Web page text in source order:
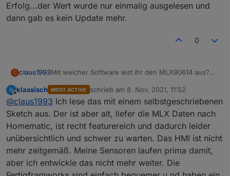
Erfolg...der Wert wurde nur einmalig ausgelesen und
dann gab es kein Update mehr.
0
C claus1993Mit welcher Software lest ihr den MLX90614 aus?
Habe so einiges an Wetterdaten über einen
ESP8266 mit ESPeay laufen. Würde hier gerne den
MLX90614 einfach dazupacken. Bisher hatte ich
leider keinen Erfolg...der Wert wurde nur einmalig
ausgelesen und dann gab es kein Update mehr.
K
Offline
klassisch MOST ACTIVE schrieb am 8. Nov. 2021, 11:52
zuletzt editiert von
@claus1993 Ich lese das mit einem selbstgeschriebenen
Sketch aus. Der ist aber alt, liefer die MLX Daten nach
Homematic, ist recht featurereich und dadurch leider
unübersichtlich und schwer zu warten. Das HMI ist nicht
mehr zeitgemäß. Meine Sensoren laufen prima damit,
aber ich entwickle das nicht mehr weiter. Die